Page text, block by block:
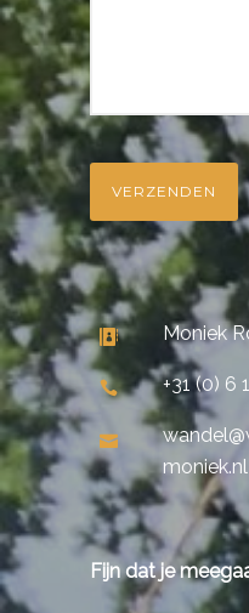
Moniek
+31 (0) 6
moniek.nl
Fijn dat je